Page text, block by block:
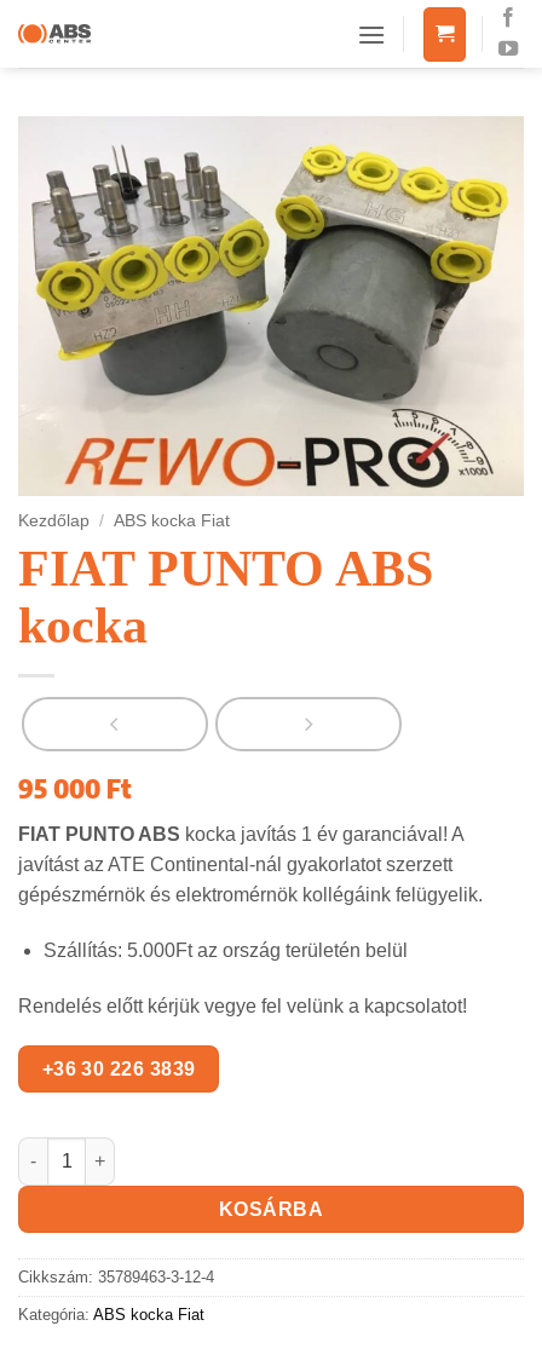
content
Kezdőlap / ABS kocka Fiat
FIAT PUNTO ABS
kocka
95 000 Ft
FIAT PUNTO ABS kocka javítás 1 év garanciával! A
javítást az ATE Continental-nál gyakorlatot szerzett
gépészmérnök és elektromérnök kollégáink felügyelik.
Szállítás: 5.000Ft az ország területén belül
Rendelés előtt kérjük vegye fel velünk a kapcsolatot!
FIAT PUNTO ABS kocka mennyiség
KOSÁRBA
Cikkszám: 35789463-3-12-4
Kategória: ABS kocka Fiat